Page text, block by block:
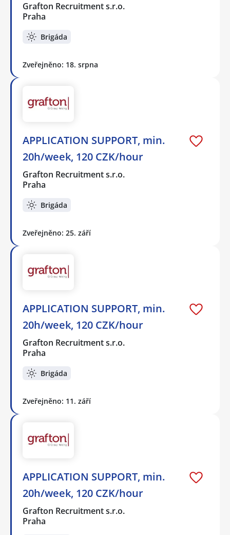
Grafton Recruitment s.r.o.
Praha
Brigáda
Zveřejněno: 18. srpna
APPLICATION SUPPORT, min.
20h/week, 120 CZK/hour
Grafton Recruitment s.r.o.
Praha
Brigáda
Zveřejněno: 25. září
APPLICATION SUPPORT, min.
20h/week, 120 CZK/hour
Grafton Recruitment s.r.o.
Praha
Brigáda
Zveřejněno: 11. září
APPLICATION SUPPORT, min.
20h/week, 120 CZK/hour
Grafton Recruitment s.r.o.
Praha